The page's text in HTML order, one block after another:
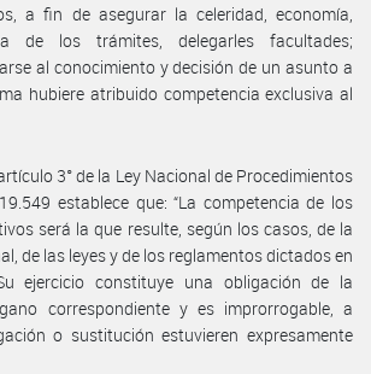
a fin de asegurar la celeridad, economía,
de los trámites, delegarles facultades;
al conocimiento y decisión de un asunto a
hubiere atribuido competencia exclusiva al
3° de la Ley Nacional de Procedimientos
establece que: “La competencia de los
será la que resulte, según los casos, de la
de las leyes y de los reglamentos dictados en
ejercicio constituye una obligación de la
correspondiente y es improrrogable, a
o sustitución estuvieren expresamente